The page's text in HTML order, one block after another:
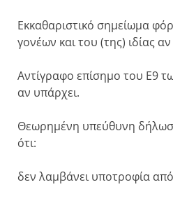
Εκκαθαριστικό σημείωμα
γονέων και του (της) ιδίας
Αντίγραφο επίσημο του Ε9
αν υπάρχει.
Θεωρημένη υπεύθυνη
ότι:
δεν λαμβάνει υποτροφία